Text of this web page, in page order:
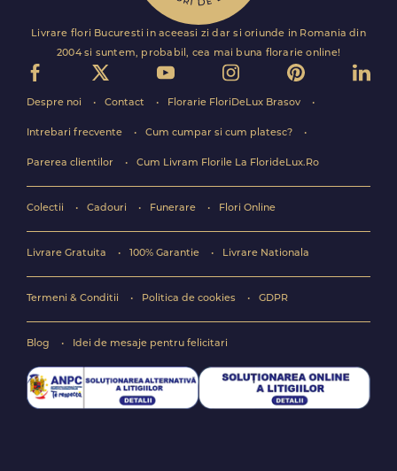
Livrare flori Bucuresti in aceeasi zi dar si oriunde in Romania din
2004 si suntem, probabil, cea mai buna florarie online!
Despre noi Contact Florarie FloriDeLux Brasov
Intrebari frecvente Cum cumpar si cum platesc?
Parerea clientilor Cum Livram Florile La FlorideLux.Ro
Colectii Cadouri Funerare Flori Online
Livrare Gratuita 100% Garantie Livrare Nationala
Termeni & Conditii Politica de cookies GDPR
Blog Idei de mesaje pentru felicitari